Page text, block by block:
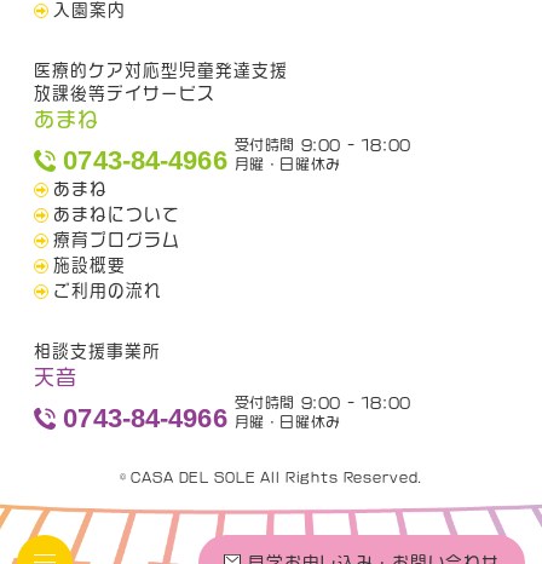
入園案内
医療的ケア対応型児童発達支援
放課後等デイサービス
あまね
0743-84-4966
受付時間 9:00 - 18:00
月曜・日曜休み
あまね
あまねについて
療育プログラム
施設概要
ご利用の流れ
相談支援事業所
天音
0743-84-4966
受付時間 9:00 - 18:00
月曜・日曜休み
© CASA DEL SOLE All Rights Reserved.